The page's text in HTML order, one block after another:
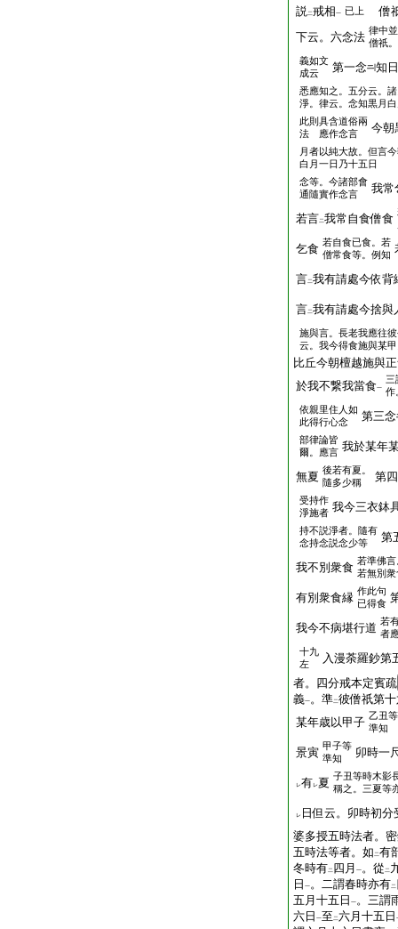
説二戒相一 已上
僧
下云。六念法 律中
僧祇
義如文
成云
第一念 知
悉應知之。五分云。
淨。律云。念知黒月
此則具含道俗兩
法 應作念言
今朝
月者以純大故。但言
白月一日乃十五日
念等。今諸部會
通隨實作念言
我常
若言二我常自食僧食
乞食 若自食已食。若
僧常食等。例知
言二我有請處今依背
言二我有請處今捨與
施與言。長老我應往
云。我今得食施與某
比丘今朝檀越施與
於我不繋我當食一
三
作
依親里住人如
此得行心念
第三念
部律論皆
爾。應言 我於某年
無夏 後若有夏。
隨多少稱
第
受持作
淨施者 我今三衣鉢
持不説淨者。隨有
念持念説念少等
第
我不別衆食 若準佛
若無別
有別衆食縁 作此句
已得食
我今不病堪行道 若
者
十九
左
入漫荼羅鈔第
者。四分戒本定賓疏
義一。準二彼僧祇第
某年歳以甲子 乙丑等
準知
景寅 甲子等
準知
卯時一
レ有レ夏 子丑等時木影
稱之。三夏等
レ 日但云。卯時初分
婆多授五時法者。
五時法等者。如 二有
冬時有二 四月 一。從 二
日 一。二謂春時亦有二
五月十五日 一。三謂
六日 一至 二六月十五日